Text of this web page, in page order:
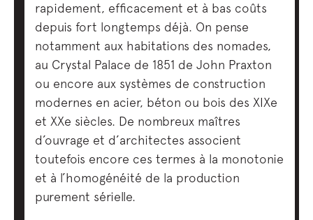
rapidement, efficacement et à bas coûts
depuis fort longtemps déjà. On pense
notamment aux habitations des nomades,
au Crystal Palace de 1851 de John Praxton
ou encore aux systèmes de construction
modernes en acier, béton ou bois des XIXe
et XXe siècles. De nombreux maîtres
d’ouvrage et d’architectes associent
toutefois encore ces termes à la monotonie
et à l’homogénéité de la production
purement sérielle.